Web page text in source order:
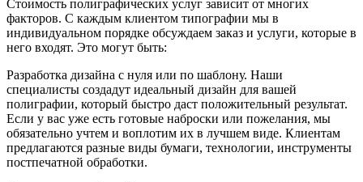
Стоимость полиграфических услуг зависит от многих
факторов. С каждым клиентом типографии мы в
индивидуальном порядке обсуждаем заказ и услуги, которые в
него входят. Это могут быть:
Разработка дизайна с нуля или по шаблону. Наши
специалисты создадут идеальный дизайн для вашей
полиграфии, который быстро даст положительный результат.
Если у вас уже есть готовые наброски или пожелания, мы
обязательно учтем и воплотим их в лучшем виде. Клиентам
предлагаются разные виды бумаги, технологии, инструменты
постпечатной обработки.